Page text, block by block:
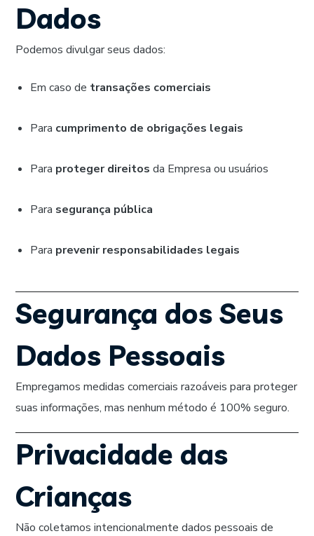
Dados
Podemos divulgar seus dados:
Em caso de transações comerciais
Para cumprimento de obrigações legais
Para proteger direitos da Empresa ou usuários
Para segurança pública
Para prevenir responsabilidades legais
Segurança dos Seus
Dados Pessoais
Empregamos medidas comerciais razoáveis para proteger
suas informações, mas nenhum método é 100% seguro.
Privacidade das
Crianças
Não coletamos intencionalmente dados pessoais de